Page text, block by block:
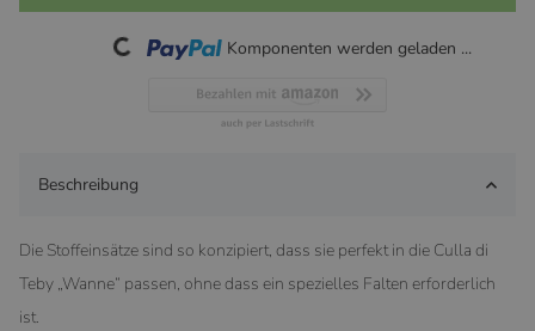
Loading... Komponenten werden geladen ...
Beschreibung
Die Stoffeinsätze sind so konzipiert, dass sie perfekt in die Culla di
Teby „Wanne“ passen, ohne dass ein spezielles Falten erforderlich
ist.